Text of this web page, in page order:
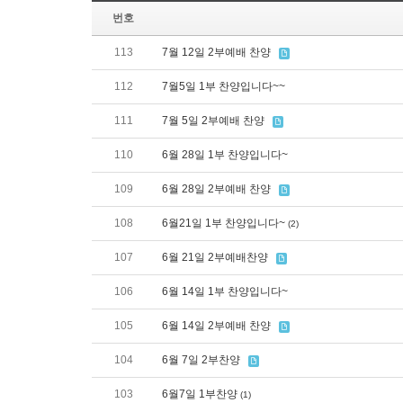
번호
113 7월 12일 2부예배 찬양
112 7월5일 1부 찬양입니다~~
111 7월 5일 2부예배 찬양
110 6월 28일 1부 찬양입니다~
109 6월 28일 2부예배 찬양
108 6월21일 1부 찬양입니다~ (2)
107 6월 21일 2부예배찬양
106 6월 14일 1부 찬양입니다~
105 6월 14일 2부예배 찬양
104 6월 7일 2부찬양
103 6월7일 1부찬양 (1)